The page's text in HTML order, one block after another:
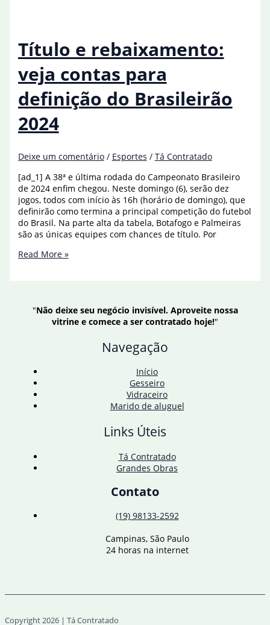
dos
semifinalistas
Título e rebaixamento:
veja contas para
definição do Brasileirão
2024
Deixe um comentário / Esportes / Tá Contratado
[ad_1] A 38ª e última rodada do Campeonato Brasileiro
de 2024 enfim chegou. Neste domingo (6), serão dez
jogos, todos com início às 16h (horário de domingo), que
definirão como termina a principal competição do futebol
do Brasil. Na parte alta da tabela, Botafogo e Palmeiras
são as únicas equipes com chances de título. Por
Título
para
definição
Read More »
"Não deixe seu negócio invisível. Aproveite nossa
vitrine e comece a ser contratado hoje!"
Navegação
Início
Gesseiro
Vidraceiro
Marido de aluguel
Links Úteis
Tá Contratado
Grandes Obras
Contato
(19) 98133-2592
Campinas, São Paulo
24 horas na internet
Copyright 2026 | Tá Contratado